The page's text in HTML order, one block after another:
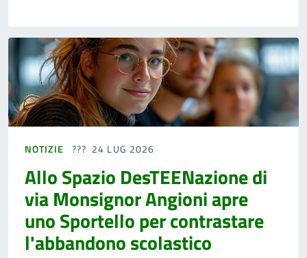
NOTIZIE 24 LUG 2026
Allo Spazio DesTEENazione di
via Monsignor Angioni apre
uno Sportello per contrastare
l'abbandono scolastico